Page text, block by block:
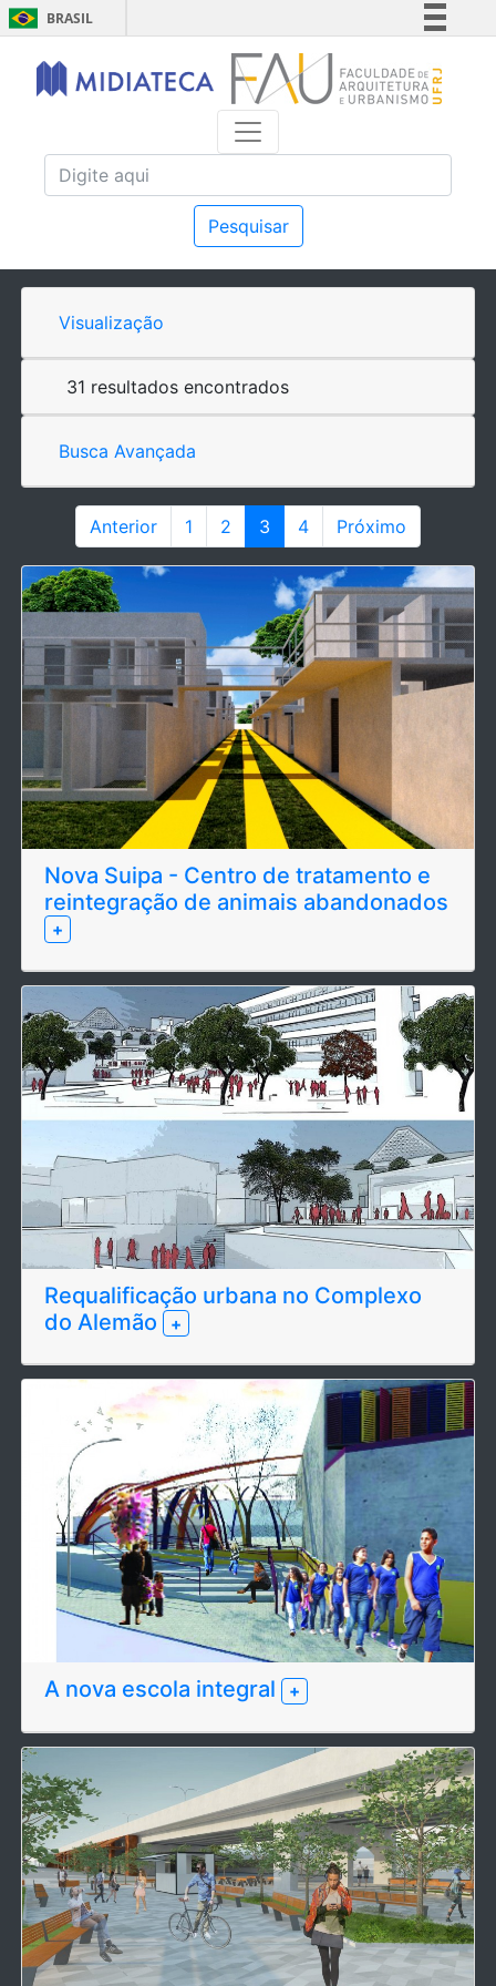
BRASIL
Simplifique!
Comunica BR
Acesso à informação
Pesquisar
Visualização
31 resultados encontrados
Busca Avançada
Anterior 1 2 3 4 Próximo
Nova Suipa - Centro de tratamento e
reintegração de animais abandonados
+
Requalificação urbana no Complexo
do Alemão
+
A nova escola integral +